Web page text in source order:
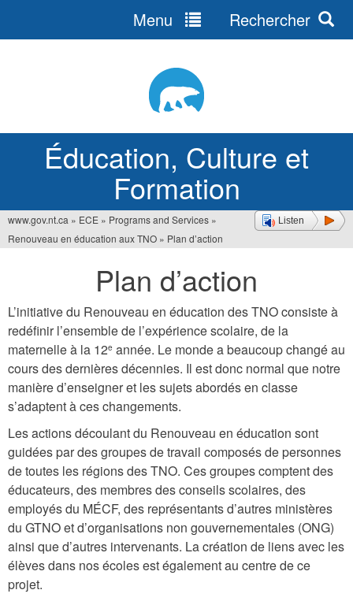
Éducation, Culture et
Formation
Menu Rechercher
Listen
Vous
www.gov.nt.ca » ECE » Programs and Services »
Renouveau en éducation aux TNO » Plan d’action
Plan d’action
L’initiative du Renouveau en éducation des TNO consiste à
redéfinir l’ensemble de l’expérience scolaire, de la
maternelle à la 12e année. Le monde a beaucoup changé au
cours des dernières décennies. Il est donc normal que notre
manière d’enseigner et les sujets abordés en classe
s’adaptent à ces changements.
Les actions découlant du Renouveau en éducation sont
guidées par des groupes de travail composés de personnes
de toutes les régions des TNO. Ces groupes comptent des
éducateurs, des membres des conseils scolaires, des
employés du MÉCF, des représentants d’autres ministères
du GTNO et d’organisations non gouvernementales (ONG)
ainsi que d’autres intervenants. La création de liens avec les
élèves dans nos écoles est également au centre de ce
projet.